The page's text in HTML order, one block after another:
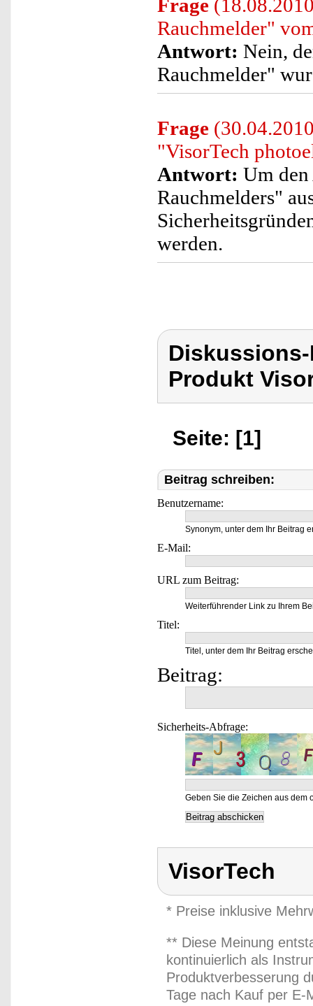
Frage
Rauchmelder"
Antwort: Nein,
Rauchmelder"
Frage
"VisorTech
Antwort: Um
Rauchmelders"
werden.
Produkt
Seite: [1]
Beitrag schreiben:
Benutzername:
Synonym, unter dem Ihr Beitrag
E-Mail:
URL zum Beitrag:
Weiterführender Link zu Ihrem
Titel:
Titel, unter dem Ihr Beitrag
Beitrag:
Sicherheits-Abfrage:
Geben Sie die Zeichen aus dem
VisorTech
* Preise inklusive
** Diese Meinung
kontinuierlich als
Produktverbesserung
Tage nach Kauf per E-